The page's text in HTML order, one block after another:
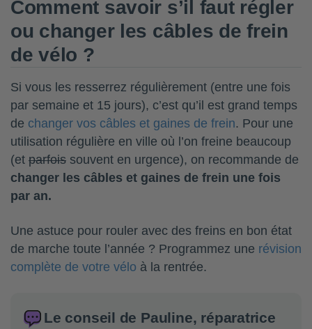
Comment savoir s’il faut régler
ou changer les câbles de frein
de vélo ?
Si vous les resserrez régulièrement (entre une fois
par semaine et 15 jours), c’est qu’il est grand temps
de changer vos câbles et gaines de frein. Pour une
utilisation régulière en ville où l’on freine beaucoup
(et parfois souvent en urgence), on recommande de
changer les câbles et gaines de frein une fois
par an.
Une astuce pour rouler avec des freins en bon état
de marche toute l’année ? Programmez une révision
complète de votre vélo à la rentrée.
Le conseil de Pauline, réparatrice